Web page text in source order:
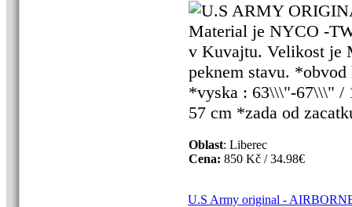
U.S ARMY
Material je NYCO -
v Kuvajtu. Velikost je
peknem stavu.
*vyska : 63\\\"-67\\\" /
57 cm *zada od
Oblast: Liberec
Cena: 850 Kč / 34.98€
U.S Army original -